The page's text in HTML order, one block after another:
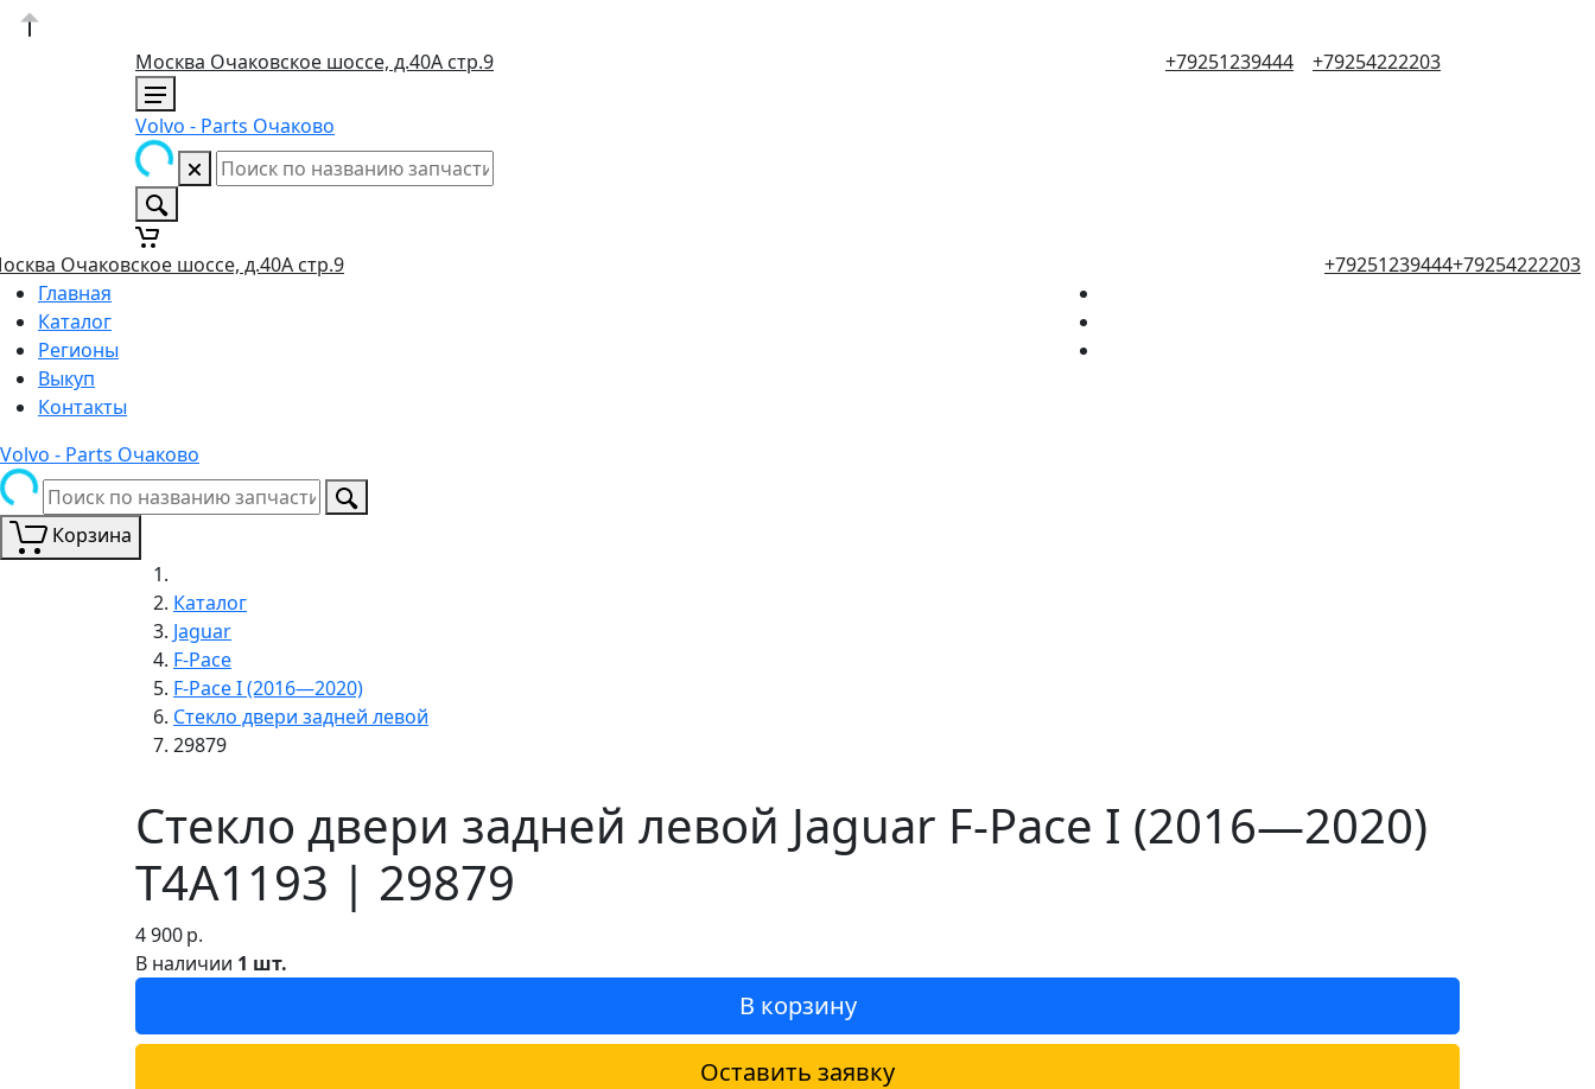
Москва Очаковское шоссе, д.40А стр.9 +79251239444 +79254222203
Volvo - Parts Очаково
Очаковское шоссе, д.40А стр.9 +79251239444+79254222203
Главная
Каталог
Регионы
Выкуп
Контакты
Volvo - Parts Очаково
Корзина
Каталог
Jaguar
F-Pace
F-Pace I (2016—2020)
Стекло двери задней левой
29879
Стекло двери задней левой Jaguar F-Pace I (2016—2020)
T4A1193 | 29879
4 900р.
В наличии 1 шт.
В корзину
Оставить заявку